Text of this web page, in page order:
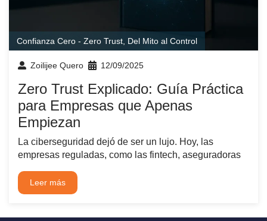
Confianza Cero - Zero Trust, Del Mito al Control
Zoilijee Quero 12/09/2025
Zero Trust Explicado: Guía Práctica
para Empresas que Apenas
Empiezan
La ciberseguridad dejó de ser un lujo. Hoy, las
empresas reguladas, como las fintech, aseguradoras
Leer más